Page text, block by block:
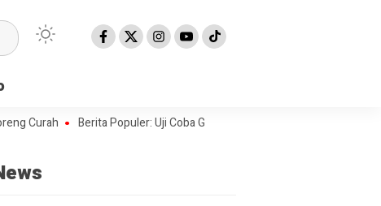
Berita Populer: Uji Coba Gage ke Anyer-Kunjungan Wisman 2022